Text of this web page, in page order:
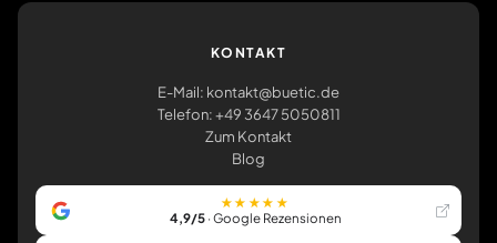
KONTAKT
E-Mail: kontakt@buetic.de
Telefon: +49 3647 5050811
Zum Kontakt
Blog
★★★★★
4,9/5· Google Rezensionen